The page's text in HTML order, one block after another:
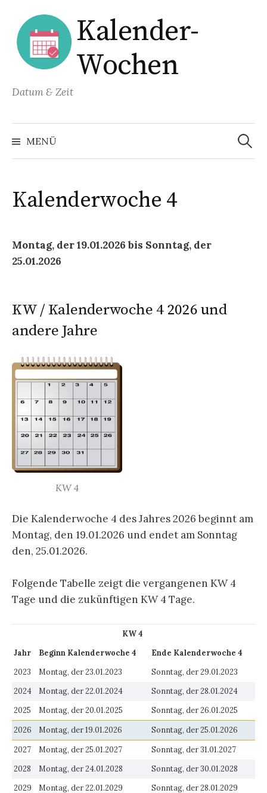
zum
Inhalt
Kalender-
Wochen
Datum & Zeit
MENÜ
Suchen
nach:
Kalenderwoche 4
Montag, der 19.01.2026 bis Sonntag, der
25.01.2026
KW / Kalenderwoche 4 2026 und
andere Jahre
KW 4
Die Kalenderwoche 4 des Jahres 2026 beginnt am
Montag, den 19.01.2026 und endet am Sonntag
den, 25.01.2026.
Folgende Tabelle zeigt die vergangenen KW 4
Tage und die zukünftigen KW 4 Tage.
KW 4
Jahr
Beginn Kalenderwoche 4
Ende Kalenderwoche 4
2023
Montag, der 23.01.2023
Sonntag, der 29.01.2023
2024
Montag, der 22.01.2024
Sonntag, der 28.01.2024
2025
Montag, der 20.01.2025 Sonntag, der 26.01.2025
2026 Montag, der 19.01.2026 Sonntag, der 25.01.2026
2027 Montag, der 25.01.2027
Sonntag, der 31.01.2027
2028
Montag, der 24.01.2028
Sonntag, der 30.01.2028
2029
Montag, der 22.01.2029 Sonntag, der 28.01.2029